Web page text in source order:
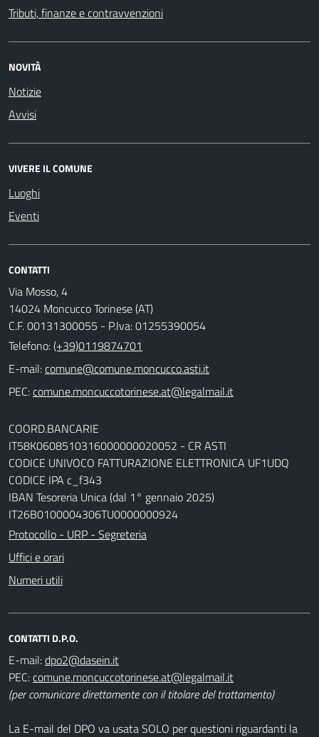
Tributi, finanze e contravvenzioni
NOVITÀ
Notizie
Avvisi
VIVERE IL COMUNE
Luoghi
Eventi
CONTATTI
Via Mosso, 4
14024 Moncucco Torinese (AT)
C.F. 00131300055 - P.Iva: 01255390054
Telefono:(+39)0119874701
E-mail:comune@comune.moncucco.asti.it
PEC:comune.moncuccotorinese.at@legalmail.it
COORD.BANCARIE
IT58K0608510316000000020052 - CR ASTI
CODICE UNIVOCO FATTURAZIONE ELETTRONICA UF1UDQ
CODICE IPA c_f343
IBAN Tesoreria Unica (dal 1° gennaio 2025)
IT26B0100004306TU0000000924
Protocollo - URP - Segreteria
Uffici e orari
Numeri utili
CONTATTI D.P.O.
E-mail:dpo2@dasein.it
PEC:comune.moncuccotorinese.at@legalmail.it
(per comunicare direttamente con il titolare del trattamento)
La E-mail del DPO va usata SOLO per questioni riguardanti la